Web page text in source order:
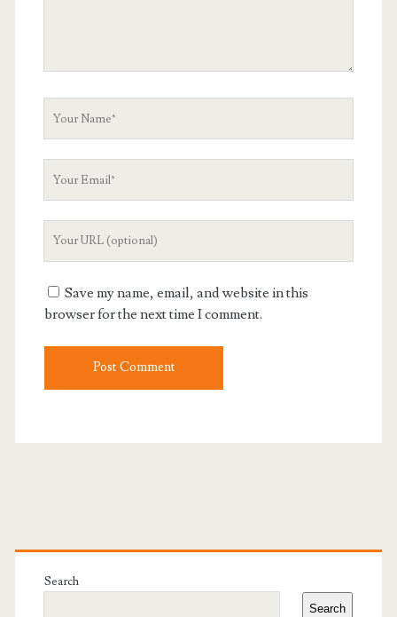
Save my name, email, and website in this
browser for the next time I comment.
Primary
Sidebar
Search
Search